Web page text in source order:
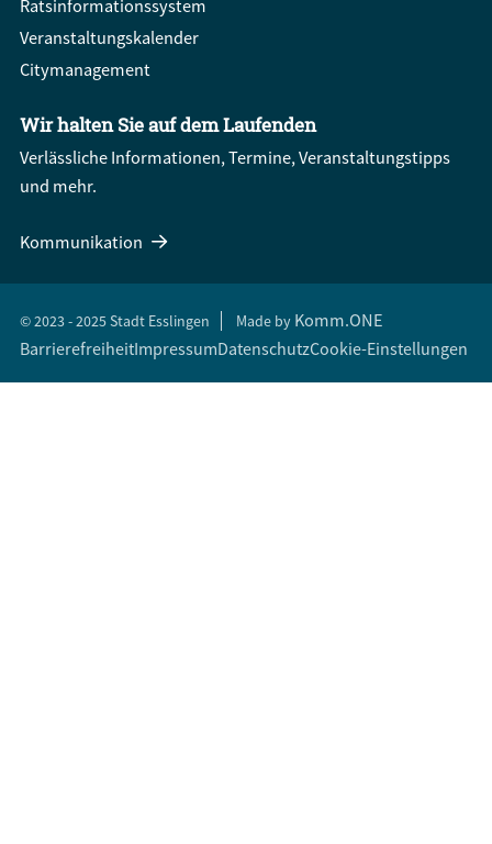
Ratsinformationssystem
Veranstaltungskalender
Citymanagement
Wir halten Sie auf dem Laufenden
Verlässliche Informationen, Termine, Veranstaltungstipps
und mehr.
Kommunikation
© 2023 - 2025 Stadt Esslingen Made by Komm.ONE
BarrierefreiheitImpressumDatenschutzCookie-Einstellungen